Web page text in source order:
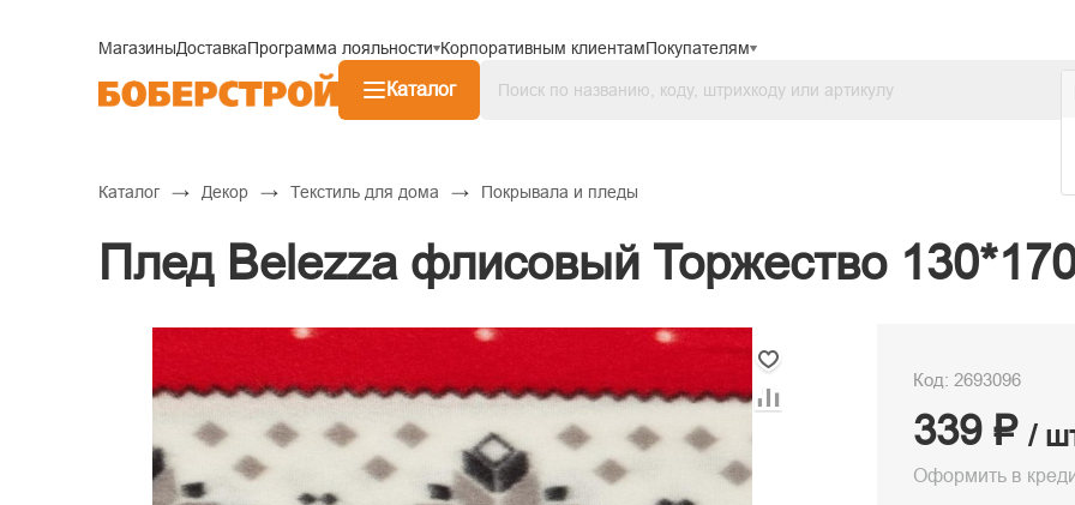
МагазиныДоставкаПрограмма лояльности Корпоративным клиентамПокупателям
Каталог
Каталог → Декор → Текстиль для дома → Покрывала и пледы
Плед Belezza флисовый Торжество
Код: 2693096
339 ₽ /
Оформить в